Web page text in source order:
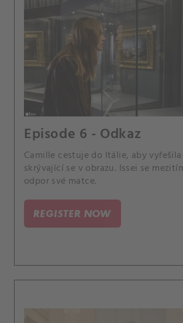
Episode 6 - Odkaz
Camille cestuje do Itálie, aby
skrývající se v obrazu. Issei se
odpor své matce.
REGISTER NOW